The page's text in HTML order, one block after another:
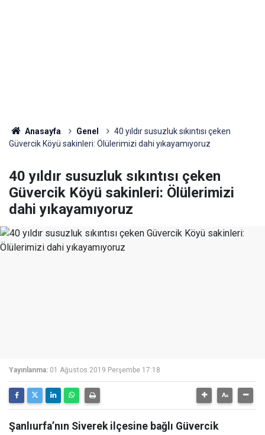
Anasayfa Genel
40 yıldır susuzluk sıkıntısı çeken
Güvercik Köyü sakinleri: Ölülerimizi dahi yıkayamıyoruz
40 yıldır susuzluk sıkıntısı çeken
Güvercik Köyü sakinleri: Ölülerimizi
dahi yıkayamıyoruz
Yayınlanma: 01 Ağustos 2019 Perşembe 17:18
Şanlıurfa’nın Siverek ilçesine bağlı Güvercik